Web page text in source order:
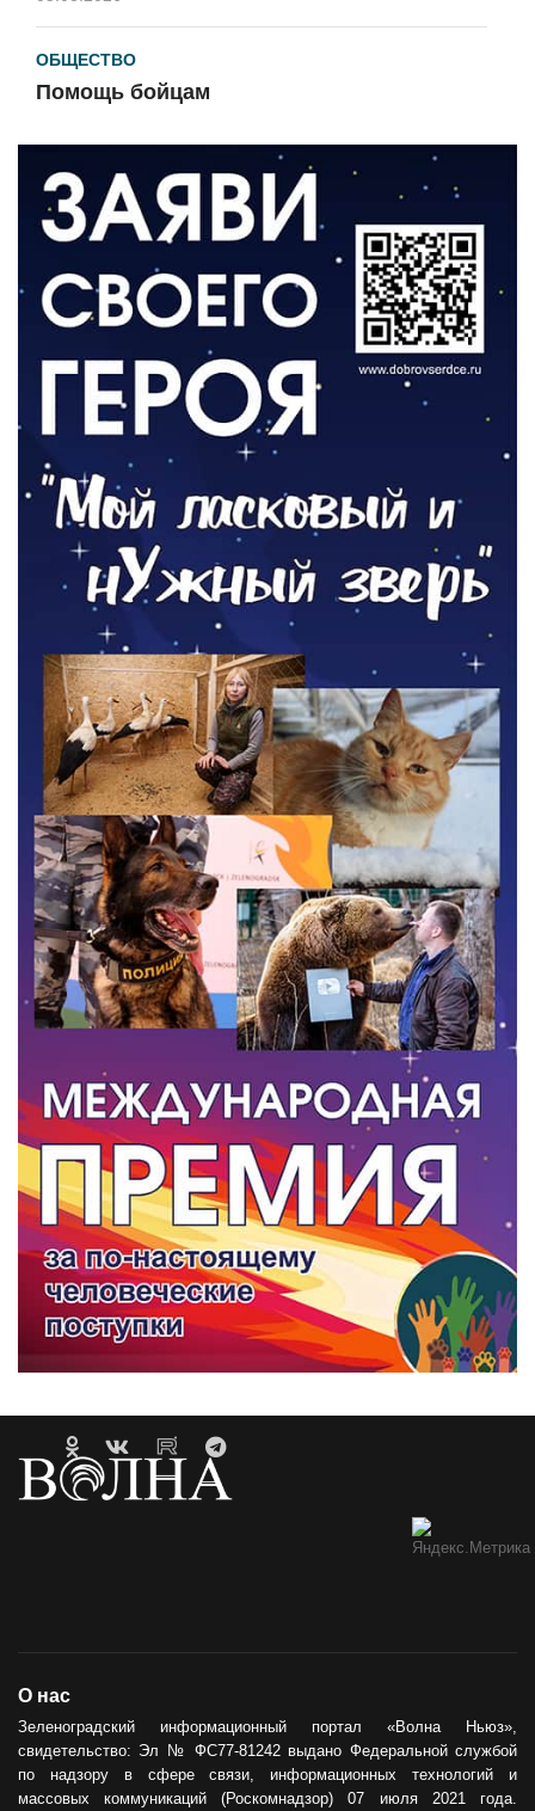
ОБЩЕСТВО
Помощь бойцам
ВЛАСТЬ
«Второй старт» для ветеранов СВО
РАЗЪЯСНЯЕМ
Контракт с новой выплатой
05.08.2026
О нас
Зеленоградский информационный портал «Волна Ньюз»,
свидетельство: Эл № ФС77-81242 выдано Федеральной службой
по надзору в сфере связи, информационных технологий и
массовых коммуникаций (Роскомнадзор) 07 июля 2021 года.